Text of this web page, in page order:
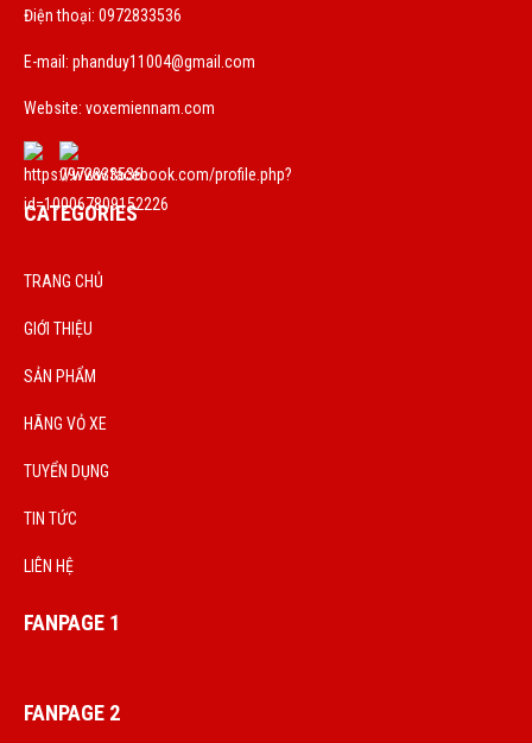
Điện thoại: 0972833536
E-mail: phanduy11004@gmail.com
Website: voxemiennam.com
CATEGORIES
TRANG CHỦ
GIỚI THIỆU
SẢN PHẨM
HÃNG VỎ XE
TUYỂN DỤNG
TIN TỨC
LIÊN HỆ
FANPAGE 1
FANPAGE 2